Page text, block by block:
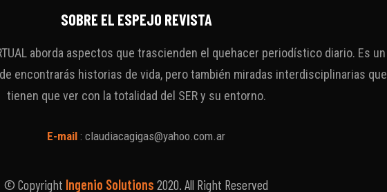
SOBRE EL ESPEJO REVISTA
aborda aspectos que trascienden el quehacer periodístico diario. Es un
encontrarás historias de vida, pero también miradas interdisciplinarias que
tienen que ver con la totalidad del SER y su entorno.
E-mail : claudiacagigas@yahoo.com.ar
© Copyright Ingenio Solutions 2020. All Right Reserved